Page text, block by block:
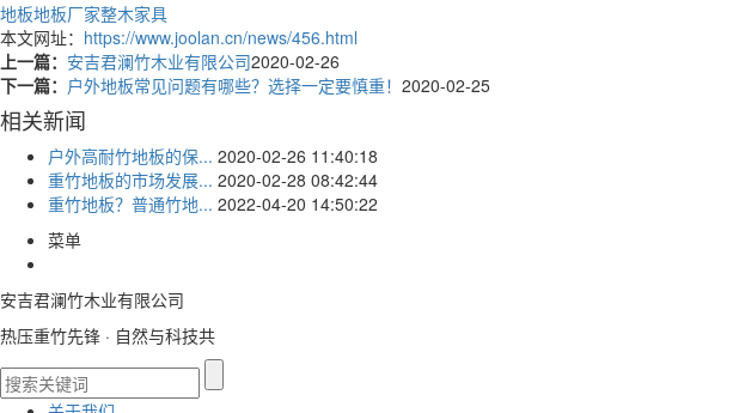
地板地板厂家整木家具
本文网址： https://www.joolan.cn/news/456.html
上一篇： 安吉君澜竹木业有限公司2020-02-26
下一篇： 户外地板常见问题有哪些？选择一定要慎重！ 2020-02-25
相关新闻
户外高耐竹地板的保... 2020-02-26 11:40:18
重竹地板的市场发展... 2020-02-28 08:42:44
重竹地板？普通竹地... 2022-04-20 14:50:22
菜单
安吉君澜竹木业有限公司
热压重竹先锋 · 自然与科技共